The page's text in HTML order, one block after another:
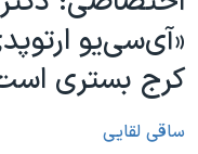
محتوای
اصلی
جهش
صفحه
موضوع ها
ایران
آمریکا
جهان
برنامه های تلویزیونی
جدول برنامه ها
صفحه‌های ویژه
«آی‌سی‌یو
کرج بستری
ساقی لقایی